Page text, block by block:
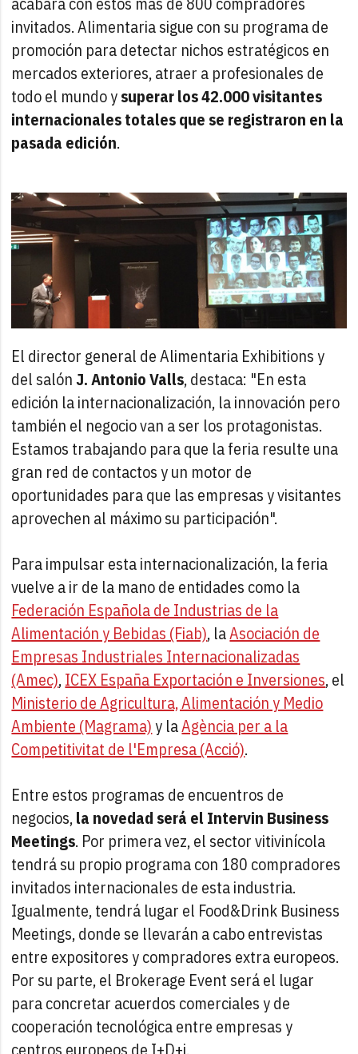
invitados. Alimentaria sigue con su programa de
promoción para detectar nichos estratégicos en
mercados exteriores, atraer a profesionales de
todo el mundo ysuperar los 42.000 visitantes
internacionales totales que se registraron en la
pasada edición.
El director general de Alimentaria Exhibitions y
del salónJ. Antonio Valls, destaca: "En esta
edición la internacionalización, la innovación pero
también el negocio van a ser los protagonistas.
Estamos trabajando para que la feria resulte una
gran red de contactos y un motor de
oportunidades para que las empresas y visitantes
aprovechen al máximo su participación".
Para impulsar esta internacionalización, la feria
vuelve a ir de la mano de entidades como la
Federación Española de Industrias de la
Alimentación y Bebidas (Fiab), laAsociación de
Empresas Industriales Internacionalizadas
(Amec),ICEX España Exportación e Inversiones, el
Ministerio de Agricultura, Alimentación y Medio
Ambiente (Magrama)y laAgència per a la
Competitivitat de l'Empresa (Acció).
Entre estos programas de encuentros de
negocios,la novedad será el Intervin Business
Meetings. Por primera vez, el sector vitivinícola
tendrá su propio programa con 180 compradores
invitados internacionales de esta industria.
Igualmente, tendrá lugar el Food&Drink Business
Meetings, donde se llevarán a cabo entrevistas
entre expositores y compradores extra europeos.
Por su parte, el Brokerage Event será el lugar
para concretar acuerdos comerciales y de
cooperación tecnológica entre empresas y
centros europeos de I+D+i.